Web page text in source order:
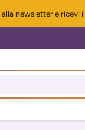
alla newslettere ricevi il